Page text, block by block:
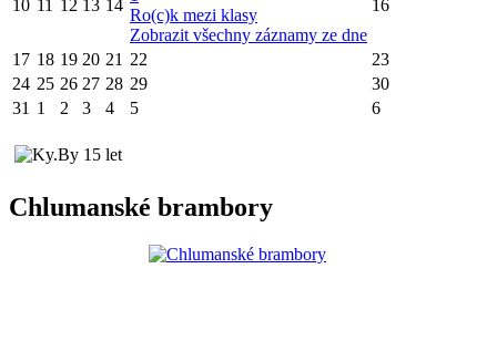
10 11 12 13 14
Ro(c)k mezi klasy
Zobrazit všechny záznamy ze dne
16
17 18 19 20 21 22
23
24 25 26 27 28 29
30
31 1 2 3 4 5 6
Chlumanské brambory